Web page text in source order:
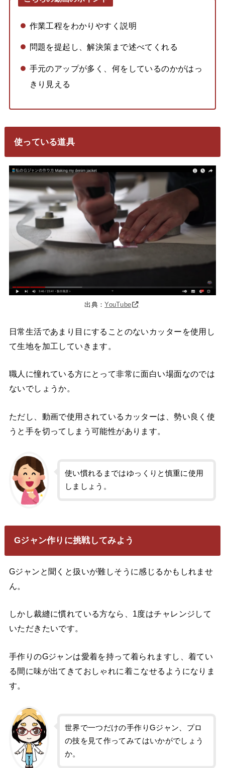
作業工程をわかりやすく説明
問題を提起し、解決策まで述べてくれる
手元のアップが多く、何をしているのかがはっ
きり見える
使っている道具
出典：YouTube
日常生活であまり目にすることのないカッターを使用し
て生地を加工していきます。
職人に憧れている方にとって非常に面白い場面なのでは
ないでしょうか。
ただし、動画で使用されているカッターは、勢い良く使
うと手を切ってしまう可能性があります。
使い慣れるまではゆっくりと慎重に使用
しましょう。
Gジャン作りに挑戦してみよう
Gジャンと聞くと扱いが難しそうに感じるかもしれませ
ん。
しかし裁縫に慣れている方なら、1度はチャレンジして
いただきたいです。
手作りのGジャンは愛着を持って着られますし、着てい
る間に味が出てきておしゃれに着こなせるようになりま
す。
世界で一つだけの手作りGジャン、プロ
の技を見て作ってみてはいかがでしょう
か。